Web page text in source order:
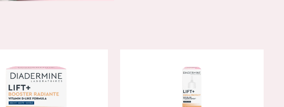
EDAD
Todas las edades
TODOS NUESTROS